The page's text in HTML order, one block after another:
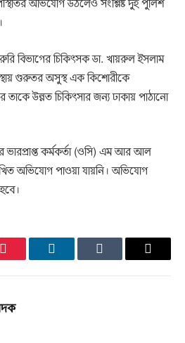
বিভাগের চিকিৎসক ডা. খায়রুল ইসলাম
গুরুতর অসুস্থ এক কিশোরীকে
উন্নত চিকিৎসার জন্য ঢাকায় পাঠানো
ভারপ্রাপ্ত কর্মকর্তা (ওসি) এম আর আল
অভিযোগ পাওয়া যায়নি। অভিযোগ
PinterestLinkedInTumblr Email